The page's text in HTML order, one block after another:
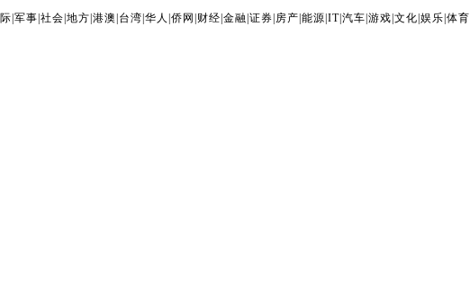
军事 社会 地方 港澳 台湾 华人 侨网 财经 金融 证券 房产 能源 IT| 汽车 游戏 文化 娱乐 体育